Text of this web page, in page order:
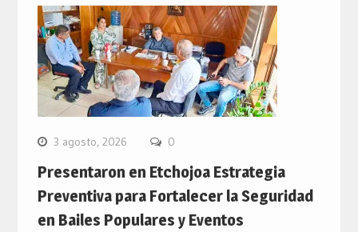
3 agosto, 2026 0
Presentaron en Etchojoa Estrategia
Preventiva para Fortalecer la Seguridad
en Bailes Populares y Eventos